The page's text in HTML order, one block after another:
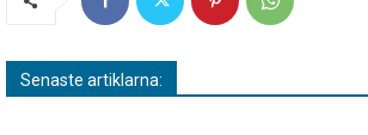
Senaste artiklarna: